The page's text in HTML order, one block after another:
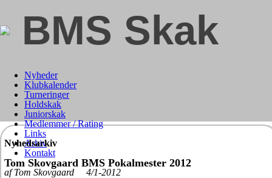
BMS Skak
Nyheder
Klubkalender
Turneringer
Holdskak
Juniorskak
Medlemmer / Rating
Links
Arkiv
Kontakt
Nyhedsarkiv
Tom Skovgaard BMS Pokalmester 2012
af Tom Skovgaard 4/1-2012